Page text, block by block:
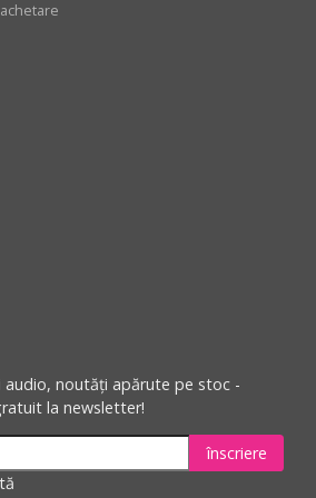
noutăți apărute pe stoc -
la newsletter!
înscriere